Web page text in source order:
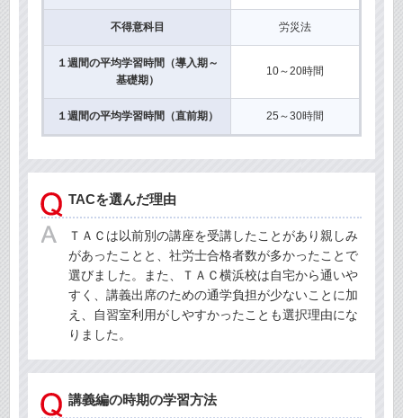
不得意科目 労災法
１週間の平均学習時間（導入期～
基礎期）
10～20時間
１週間の平均学習時間（直前期） 25～30時間
TACを選んだ理由
ＴＡＣは以前別の講座を受講したことがあり親しみ
があったことと、社労士合格者数が多かったことで
選びました。また、ＴＡＣ横浜校は自宅から通いや
すく、講義出席のための通学負担が少ないことに加
え、自習室利用がしやすかったことも選択理由にな
りました。
講義編の時期の学習方法